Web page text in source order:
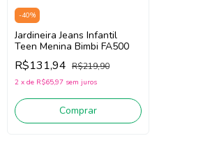
-40%
Jardineira Jeans Infantil
Teen Menina Bimbi FA500
R$131,94 R$219,90
2 x de R$65,97 sem juros
Comprar